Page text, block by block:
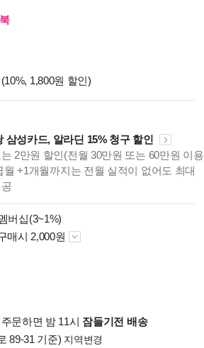
1,800원 할인)
삼성카드, 알라딘 15% 청구 할인
2만원 할인(전월 30만원 또는 60만원 이용
월 +1개월까지는 전월 실적이 없어도 최대
버십(3~1%)
매시 2,000원
문하면 밤 11시 잠들기전 배송
89-31 기준) 지역변경